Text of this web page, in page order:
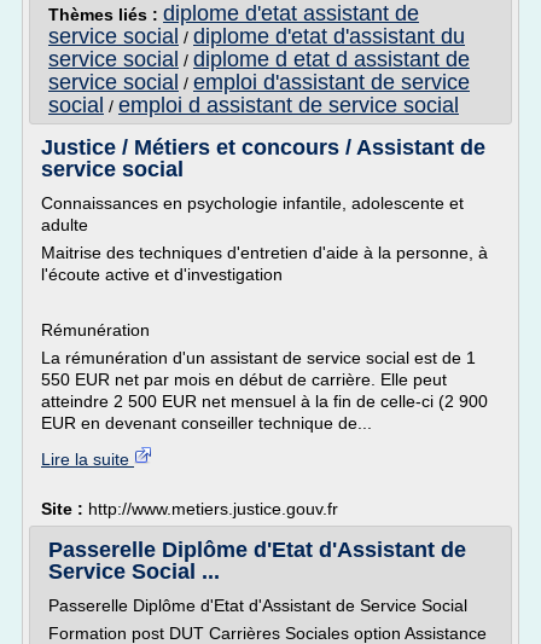
Thèmes liés : diplome d'etat assistant de
service social / diplome d'etat d'assistant du
service social / diplome d etat d assistant de
service social / emploi d'assistant de service
social / emploi d assistant de service social
Justice / Métiers et concours / Assistant de
service social
Connaissances en psychologie infantile, adolescente et
adulte
Maitrise des techniques d'entretien d'aide à la personne, à
l'écoute active et d'investigation
Rémunération
La rémunération d'un assistant de service social est de 1
550 EUR net par mois en début de carrière. Elle peut
atteindre 2 500 EUR net mensuel à la fin de celle-ci (2 900
EUR en devenant conseiller technique de...
Lire la suite
Site : http://www.metiers.justice.gouv.fr
Passerelle Diplôme d'Etat d'Assistant de
Service Social ...
Passerelle Diplôme d'Etat d'Assistant de Service Social
Formation post DUT Carrières Sociales option Assistance